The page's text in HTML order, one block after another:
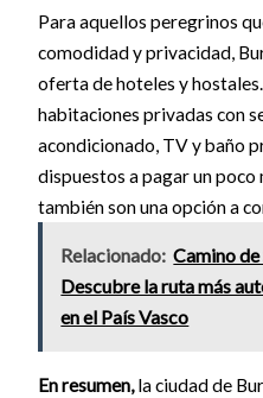
Para aquellos peregrinos
comodidad y privacidad,
oferta de hoteles y
habitaciones privadas con
acondicionado, TV y baño
dispuestos a pagar un poco
también son una opción a
Relacionado: Camino
Descubre la ruta más
en el País Vasco
En resumen,la ciudad de